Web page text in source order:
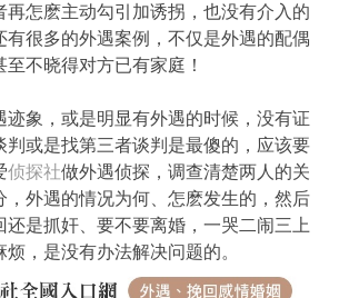
再怎麽主动勾引加诱拐，也没有介入的
有很多的外遇案例，不仅是外遇的配偶
不晓得对方已有家庭！
迹象，或是明显有外遇的时候，没有证
判或是找第三者谈判是最傻的，应该要
侦探社做外遇侦探，调查清楚两人的关
，外遇的情况为何、怎麽发生的，然后
还是抓奸、要不要离婚，一哭二闹三上
，是没有办法解决问题的。